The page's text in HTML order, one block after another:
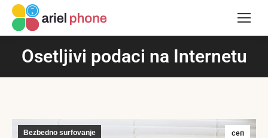
Osetljivi podaci na Internetu
сеп
Bezbedno surfovanje